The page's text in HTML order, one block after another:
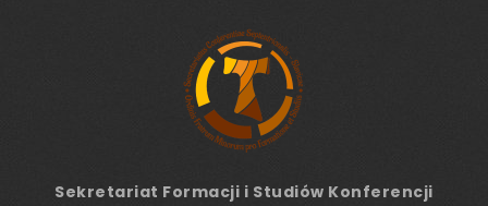
Sekretariat Formacji i Studiów Konferencji